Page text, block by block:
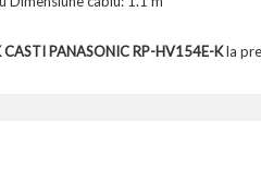
PANASONIC RP-HV154E-Kla